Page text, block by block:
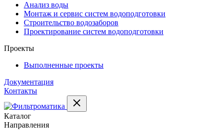
Анализ воды
Монтаж и сервис систем водоподготовки
Строительство водозаборов
Проектирование систем водоподготовки
Проекты
Выполненные проекты
Документация
Контакты
Каталог
Направления